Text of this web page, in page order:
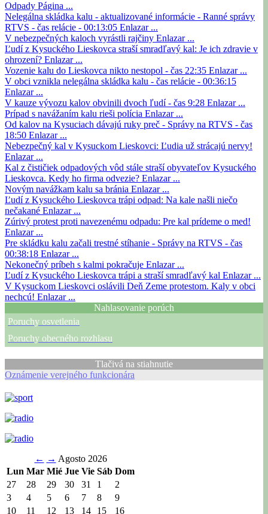
Odpady Página ...
Nelegálna skládka kalu - aktualizované informácie - Ranné správy
RTVS - čas relácie - 00:13:05 Enlazar ...
V nebezpečných kaloch vyrástli rajčiny Enlazar ...
Ľudí z Kysuckého Lieskovca straší smradľavý kal: Je ich zdravie v
ohrození? Enlazar ...
Vozenie kalu do Lieskovca nikto nestopol - čas 22:35 Enlazar ...
V obci vznikla nelegálna skládka kalu - čas relácie - 00:36:15
Enlazar ...
V kauze vývozu kalov obvinili dvoch ľudí - čas 9:28 Enlazar ...
Prípad s navážaním kalu rieši polícia Enlazar ...
Od kalov na Kysuciach dávajú ruky preč - Správy na RTVS - čas
18:50 Enlazar ...
Nebezpečný kal v Kysuckom Lieskovci: Ľudia už strácajú nervy!
Enlazar ...
Kal z čističiek odpadových vôd stále straší obyvateľov Kysuckého
Lieskovca. Kedy ho firma odvezie? Enlazar ...
Novým navážkam kalu sa bránia Enlazar ...
Ľudí z Kysuckého Lieskovca trápi odpad: Na kale našli niečo
nečakané Enlazar ...
Zúrivý protest proti navezenému odpadu: Pre kal prídeme o med!
Enlazar ...
Pre skládku kalu začali trestné stíhanie - Správy na RTVS - čas
00:38:18 Enlazar ...
Nekonečný príbeh s kalmi pokračuje Enlazar ...
Ľudí z Kysuckého Lieskovca trápi a straší smradľavý kal Enlazar ...
V Kysuckom Lieskovci oslávili Deň Zeme protestom. Kaly v obci
nechcú! Enlazar ...
Nahlasovanie porúch
Poruchy osvetlenia
Poruchy obecného rozhlasu
Tlačivá na stiahnutie
Oznámenie verejného funkcionára
← → Agosto 2026
Lun Mar Mié Jue Vie Sáb Dom
27
28 29 30 31 1
2
3
4 5 6 7 8
9
10
11 12 13 14 15
16